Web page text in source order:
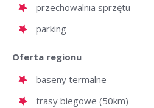
przechowalnia sprzętu
parking
Oferta regionu
baseny termalne
trasy biegowe (50km)